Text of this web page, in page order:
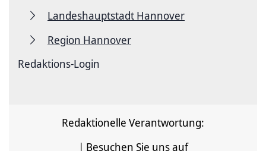
Landeshauptstadt Hannover
Region Hannover
Redaktions-Login
Redaktionelle Verantwortung:
| Besuchen Sie uns auf